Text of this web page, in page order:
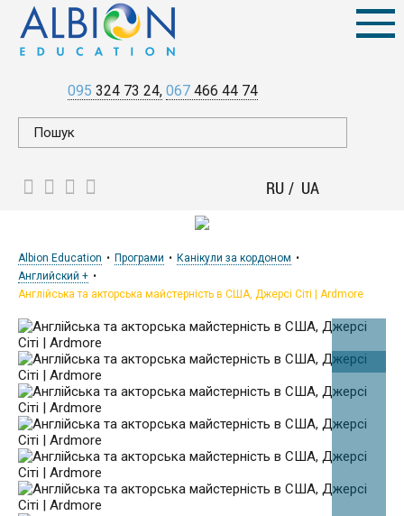
095 324 73 24 067 466 44 74
RU UA
Albion Education Програми
Канікули за кордоном
Английский +
Англійська та акторська майстерність в США, Джерсі Сіті | Ardmore